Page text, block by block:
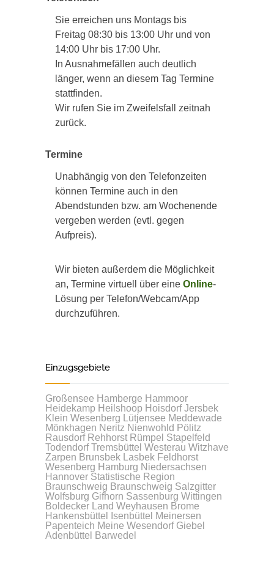
Sie erreichen uns Montags bis
Freitag 08:30 bis 13:00 Uhr und von
14:00 Uhr bis 17:00 Uhr.
In Ausnahmefällen auch deutlich
länger, wenn an diesem Tag Termine
stattfinden.
Wir rufen Sie im Zweifelsfall zeitnah
zurück.
Termine
Unabhängig von den Telefonzeiten
können Termine auch in den
Abendstunden bzw. am Wochenende
vergeben werden (evtl. gegen
Aufpreis).
Wir bieten außerdem die Möglichkeit
an, Termine virtuell über eine Online-
Lösung per Telefon/Webcam/App
durchzuführen.
Einzugsgebiete
Großensee Hamberge Hammoor
Heidekamp Heilshoop Hoisdorf Jersbek
Klein Wesenberg
Lütjensee Meddewade
Mönkhagen Neritz Nienwohld Pölitz
Rausdorf Rehhorst Rümpel Stapelfeld
Todendorf Tremsbüttel Westerau Witzhave
Zarpen Brunsbek Lasbek Feldhorst
Wesenberg Hamburg Niedersachsen
Hannover Statistische Region
Braunschweig Braunschweig Salzgitter
Wolfsburg Gifhorn Sassenburg Wittingen
Boldecker Land Weyhausen Brome
Hankensbüttel
Isenbüttel
Meinersen
Papenteich Meine Wesendorf Giebel
Adenbüttel
Barwedel